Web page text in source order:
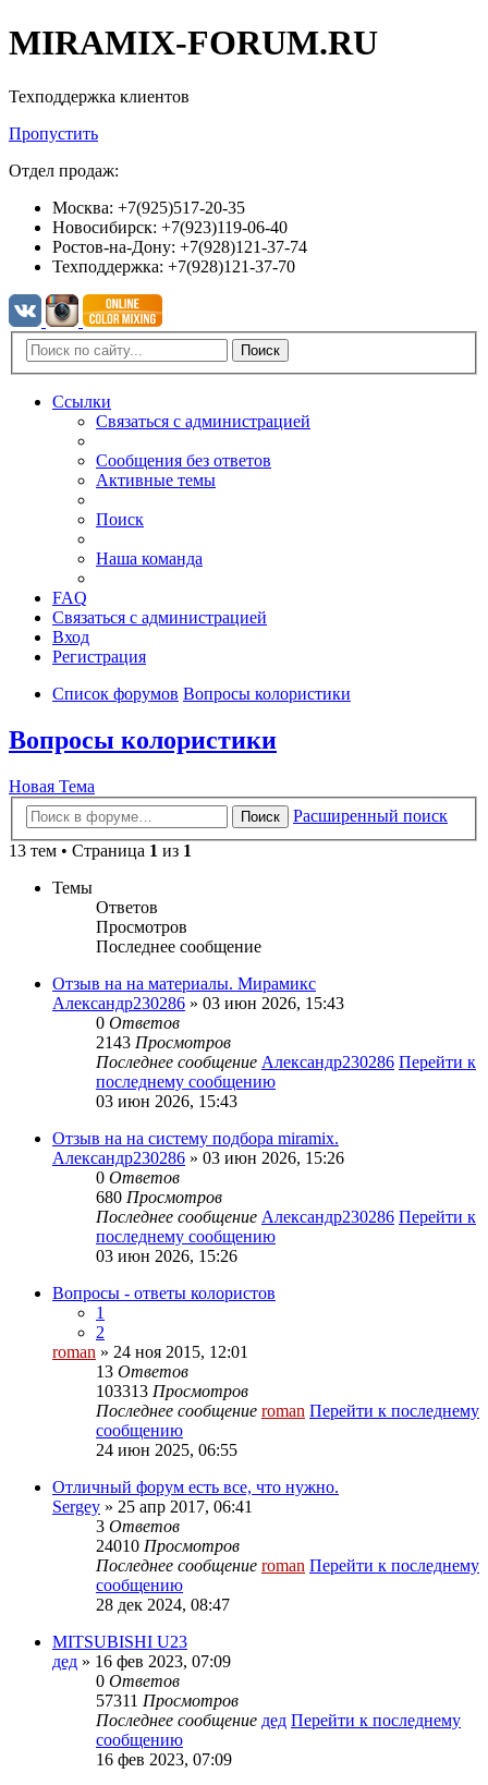
MIRAMIX-FORUM.RU
Техподдержка клиентов
Пропустить
Отдел продаж:
Москва: +7(925)517-20-35
Новосибирск: +7(923)119-06-40
Ростов-на-Дону: +7(928)121-37-74
Техподдержка: +7(928)121-37-70
Поиск
Ссылки
Связаться с администрацией
Сообщения без ответов
Активные темы
Поиск
Наша команда
FAQ
Связаться с администрацией
Вход
Регистрация
Список форумов Вопросы колористики
Вопросы колористики
Новая Тема
Поиск
Расширенный поиск
13 тем • Страница 1 из 1
Темы
Ответов
Просмотров
Последнее сообщение
Отзыв на на материалы. Мирамикс
Александр230286 » 03 июн 2026, 15:43
0 Ответов
2143 Просмотров
Последнее сообщение Александр230286 Перейти к
последнему сообщению
03 июн 2026, 15:43
Отзыв на на систему подбора miramix.
Александр230286 » 03 июн 2026, 15:26
0 Ответов
680 Просмотров
Последнее сообщение Александр230286 Перейти к
последнему сообщению
03 июн 2026, 15:26
Вопросы - ответы колористов
1
2
roman » 24 ноя 2015, 12:01
13 Ответов
103313 Просмотров
Последнее сообщение roman Перейти к последнему
сообщению
24 июн 2025, 06:55
Отличный форум есть все, что нужно.
Sergey » 25 апр 2017, 06:41
3 Ответов
24010 Просмотров
Последнее сообщение roman Перейти к последнему
сообщению
28 дек 2024, 08:47
MITSUBISHI U23
дед » 16 фев 2023, 07:09
0 Ответов
57311 Просмотров
Последнее сообщение дед Перейти к последнему
сообщению
16 фев 2023, 07:09